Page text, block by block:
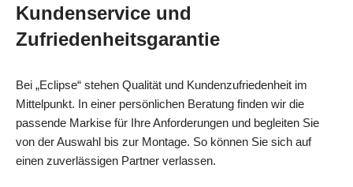
Kundenservice und
Zufriedenheitsgarantie
Bei „Eclipse“ stehen Qualität und Kundenzufriedenheit im
Mittelpunkt. In einer persönlichen Beratung finden wir die
passende Markise für Ihre Anforderungen und begleiten Sie
von der Auswahl bis zur Montage. So können Sie sich auf
einen zuverlässigen Partner verlassen.